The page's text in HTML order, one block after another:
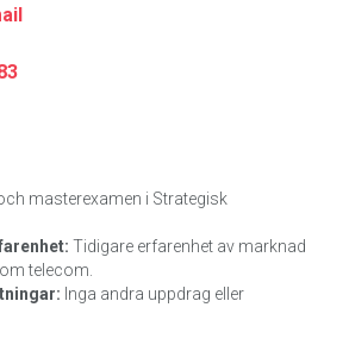
masterexamen i Strategisk
Tidigare erfarenhet av marknad
telecom.
Inga andra uppdrag eller